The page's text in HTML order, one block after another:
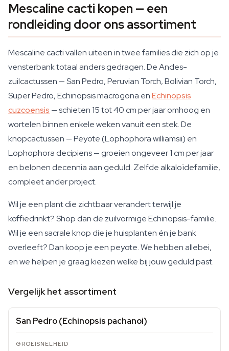
Mescaline cacti kopen — een
rondleiding door ons assortiment
Mescaline cacti vallen uiteen in twee families die zich op je
vensterbank totaal anders gedragen. De Andes-
zuilcactussen — San Pedro, Peruvian Torch, Bolivian Torch,
Super Pedro, Echinopsis macrogona enEchinopsis
cuzcoensis — schieten 15 tot 40 cm per jaar omhoog en
wortelen binnen enkele weken vanuit een stek. De
knopcactussen — Peyote (Lophophora williamsii) en
Lophophora decipiens — groeien ongeveer 1 cm per jaar
en belonen decennia aan geduld. Zelfde alkaloïdefamilie,
compleet ander project.
Wil je een plant die zichtbaar verandert terwijl je
koffiedrinkt? Shop dan de zuilvormige Echinopsis-familie.
Wil je een sacrale knop die je huisplanten én je bank
overleeft? Dan koop je een peyote. We hebben allebei,
en we helpen je graag kiezen welke bij jouw geduld past.
Vergelijk het assortiment
San Pedro (Echinopsis pachanoi)